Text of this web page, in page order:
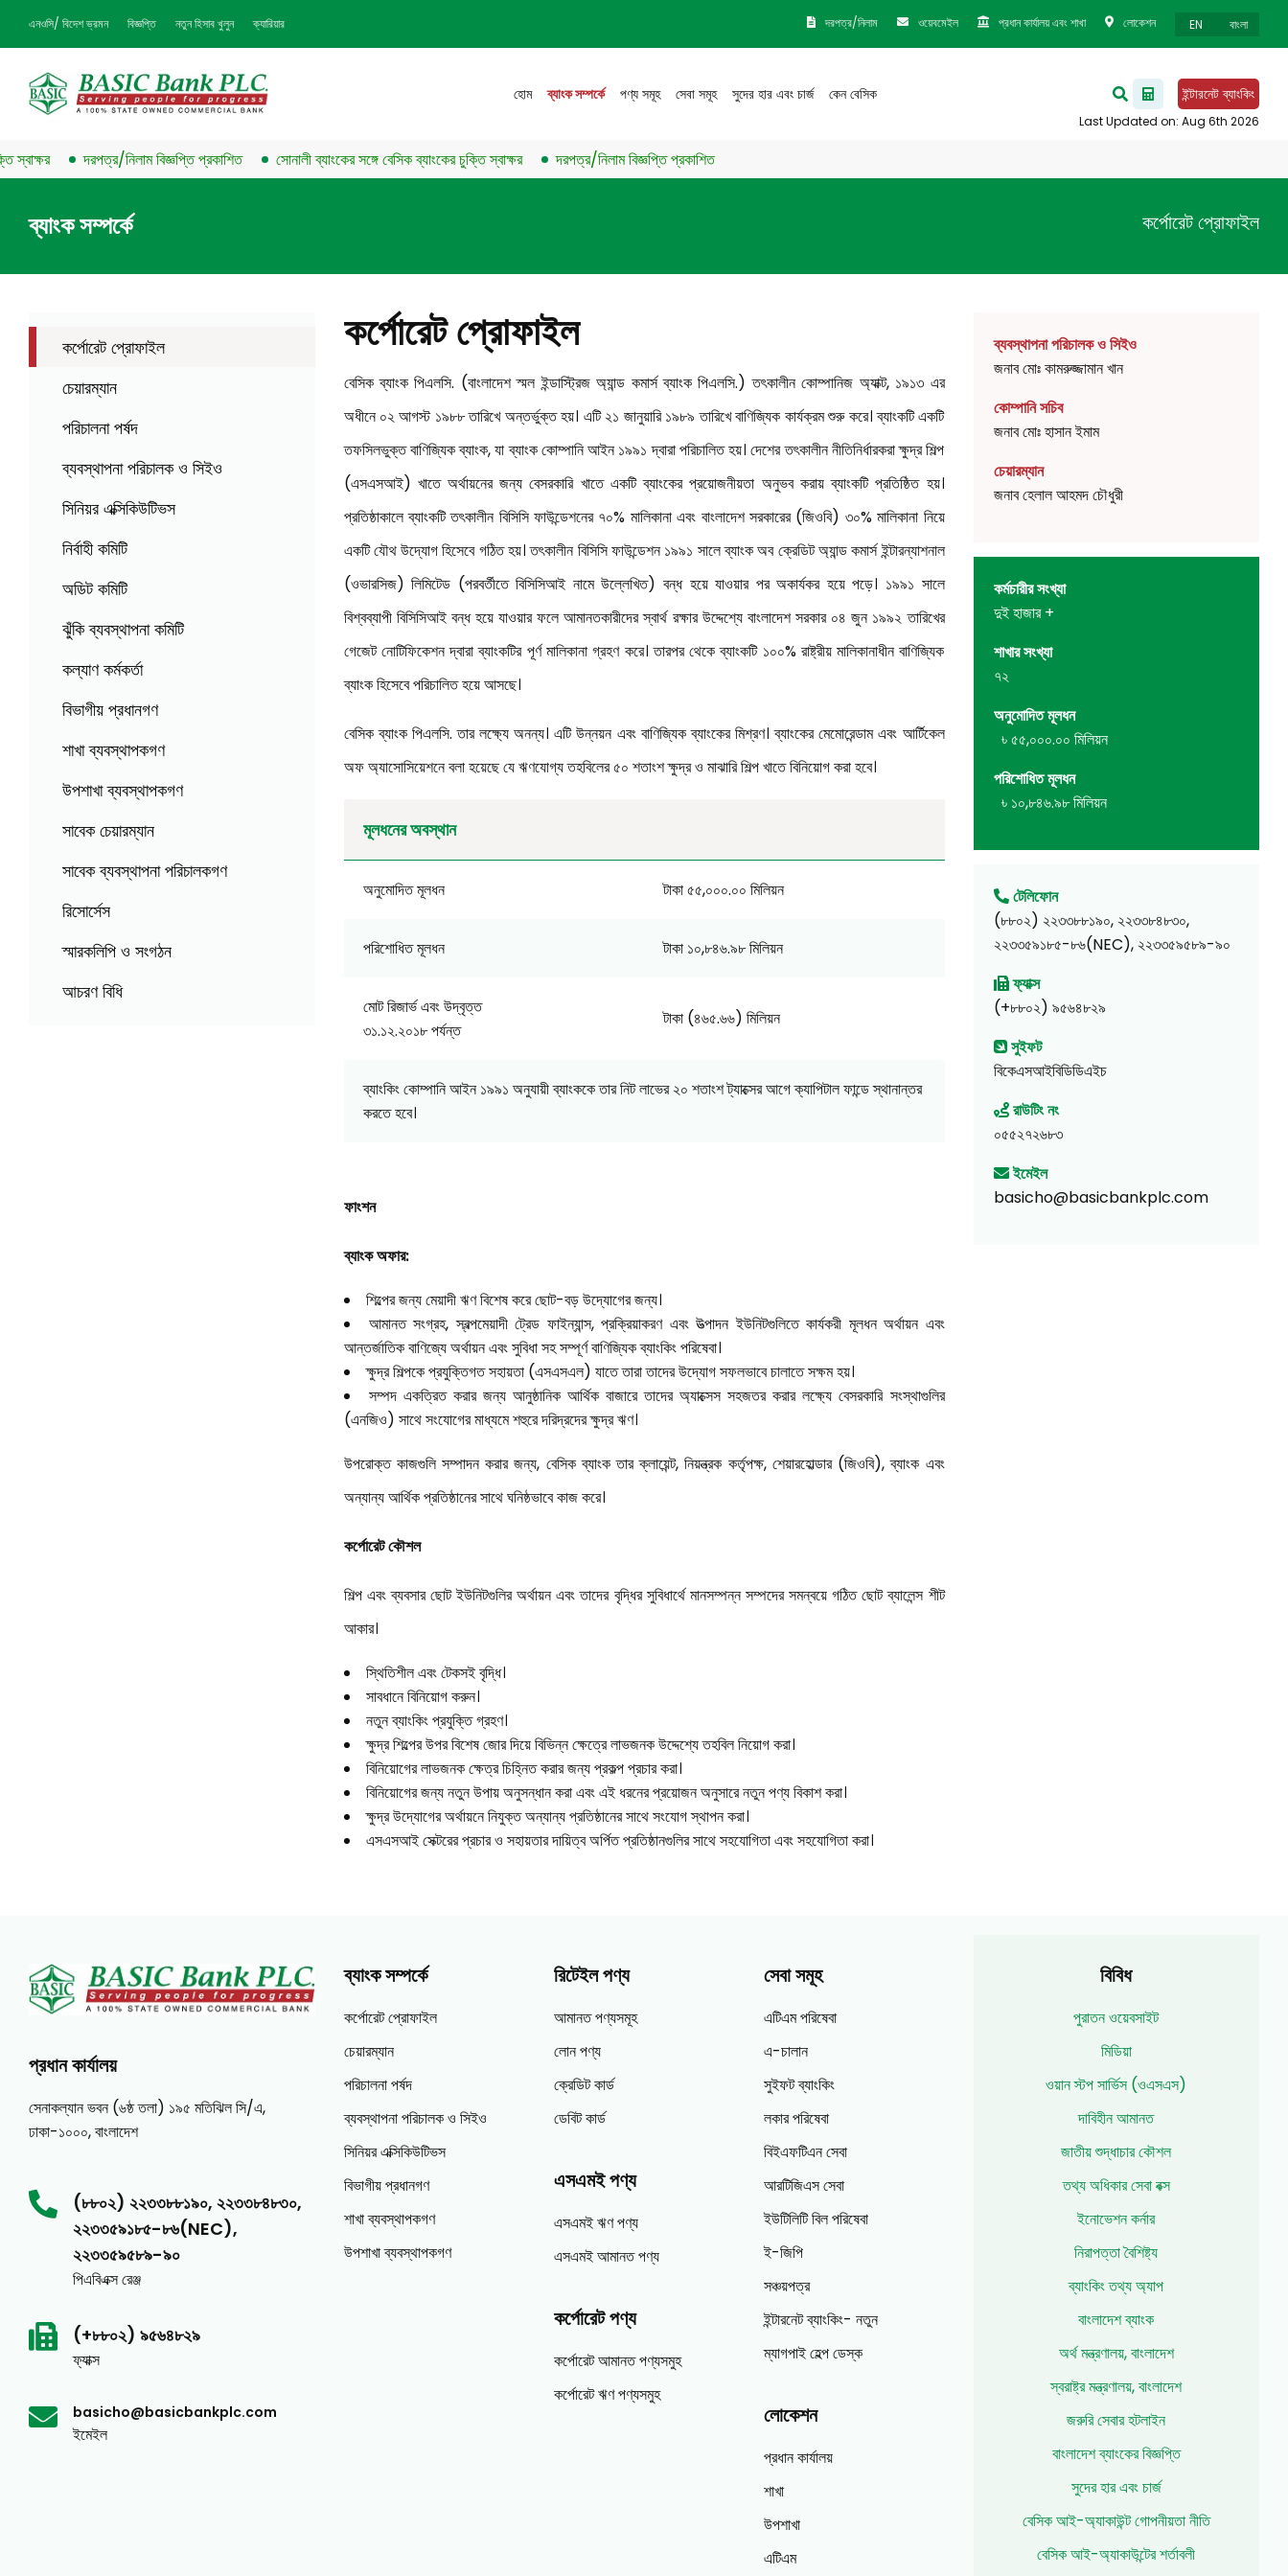
এনওসি/ বিদেশ ভ্রমন বিজ্ঞপ্তি নতুন হিসাব খুলুন ক্যারিয়ার দরপত্র/নিলাম ওয়েবমেইল প্রধান কার্যালয় এবং শাখা লোকেশন EN বাংলা
হোম ব্যাংক সম্পর্কে পণ্য সমূহ সেবা সমূহ সুদের হার এবং চার্জ কেন বেসিক ইন্টারনেট ব্যাংকিং
দরপত্র/নিলাম বিজ্ঞপ্তি প্রকাশিত সোনালী ব্যাংকের সঙ্গে বেসিক ব্যাংকের চুক্তি স্বাক্ষর দরপত্র/নিলাম বিজ্ঞপ্তি প্রকাশিত
ব্যাংক সম্পর্কে কর্পোরেট প্রোফাইল
কর্পোরেট প্রোফাইল
চেয়ারম্যান
পরিচালনা পর্ষদ
ব্যবস্থাপনা পরিচালক ও সিইও
সিনিয়র এক্সিকিউটিভস
নির্বাহী কমিটি
অডিট কমিটি
ঝুঁকি ব্যবস্থাপনা কমিটি
কল্যাণ কর্মকর্তা
বিভাগীয় প্রধানগণ
শাখা ব্যবস্থাপকগণ
উপশাখা ব্যবস্থাপকগণ
সাবেক চেয়ারম্যান
সাবেক ব্যবস্থাপনা পরিচালকগণ
রিসোর্সেস
স্মারকলিপি ও সংগঠন
আচরণ বিধি
কর্পোরেট প্রোফাইল
বেসিক ব্যাংক পিএলসি. (বাংলাদেশ স্মল ইন্ডাস্ট্রিজ অ্যান্ড কমার্স ব্যাংক পিএলসি.) তৎকালীন কোম্পানিজ অ্যাক্ট, ১৯১৩ এর
অধীনে ০২ আগস্ট ১৯৮৮ তারিখে অন্তর্ভুক্ত হয়। এটি ২১ জানুয়ারি ১৯৮৯ তারিখে বাণিজ্যিক কার্যক্রম শুরু করে। ব্যাংকটি একটি
তফসিলভুক্ত বাণিজ্যিক ব্যাংক, যা ব্যাংক কোম্পানি আইন ১৯৯১ দ্বারা পরিচালিত হয়। দেশের তৎকালীন নীতিনির্ধারকরা ক্ষুদ্র শিল্প
(এসএসআই) খাতে অর্থায়নের জন্য বেসরকারি খাতে একটি ব্যাংকের প্রয়োজনীয়তা অনুভব করায় ব্যাংকটি প্রতিষ্ঠিত হয়।
প্রতিষ্ঠাকালে ব্যাংকটি তৎকালীন বিসিসি ফাউন্ডেশনের ৭০% মালিকানা এবং বাংলাদেশ সরকারের (জিওবি) ৩০% মালিকানা নিয়ে
একটি যৌথ উদ্যোগ হিসেবে গঠিত হয়। তৎকালীন বিসিসি ফাউন্ডেশন ১৯৯১ সালে ব্যাংক অব ক্রেডিট অ্যান্ড কমার্স ইন্টারন্যাশনাল
(ওভারসিজ) লিমিটেড (পরবর্তীতে বিসিসিআই নামে উল্লেখিত) বন্ধ হয়ে যাওয়ার পর অকার্যকর হয়ে পড়ে। ১৯৯১ সালে
বিশ্বব্যাপী বিসিসিআই বন্ধ হয়ে যাওয়ার ফলে আমানতকারীদের স্বার্থ রক্ষার উদ্দেশ্যে বাংলাদেশ সরকার ০৪ জুন ১৯৯২ তারিখের
গেজেট নোটিফিকেশন দ্বারা ব্যাংকটির পূর্ণ মালিকানা গ্রহণ করে। তারপর থেকে ব্যাংকটি ১০০% রাষ্ট্রীয় মালিকানাধীন বাণিজ্যিক
ব্যাংক হিসেবে পরিচালিত হয়ে আসছে।
বেসিক ব্যাংক পিএলসি. তার লক্ষ্যে অনন্য। এটি উন্নয়ন এবং বাণিজ্যিক ব্যাংকের মিশ্রণ। ব্যাংকের মেমোরেন্ডাম এবং আর্টিকেল
অফ অ্যাসোসিয়েশনে বলা হয়েছে যে ঋণযোগ্য তহবিলের ৫০ শতাংশ ক্ষুদ্র ও মাঝারি শিল্প খাতে বিনিয়োগ করা হবে।
মূলধনের অবস্থান
অনুমোদিত মূলধন টাকা ৫৫,০০০.০০ মিলিয়ন
পরিশোধিত মূলধন টাকা ১০,৮৪৬.৯৮ মিলিয়ন
মোট রিজার্ভ এবং উদ্বৃত্ত
৩১.১২.২০১৮ পর্যন্ত
টাকা (৪৬৫.৬৬) মিলিয়ন
ব্যাংকিং কোম্পানি আইন ১৯৯১ অনুযায়ী ব্যাংককে তার নিট লাভের ২০ শতাংশ ট্যাক্সের আগে ক্যাপিটাল ফান্ডে স্থানান্তর
করতে হবে।
ফাংশন
ব্যাংক অফার:
শিল্পের জন্য মেয়াদী ঋণ বিশেষ করে ছোট-বড় উদ্যোগের জন্য।
আমানত সংগ্রহ, স্বল্পমেয়াদী ট্রেড ফাইন্যান্স, প্রক্রিয়াকরণ এবং উত্পাদন ইউনিটগুলিতে কার্যকরী মূলধন অর্থায়ন এবং
আন্তর্জাতিক বাণিজ্যে অর্থায়ন এবং সুবিধা সহ সম্পূর্ণ বাণিজ্যিক ব্যাংকিং পরিষেবা।
ক্ষুদ্র শিল্পকে প্রযুক্তিগত সহায়তা (এসএসএল) যাতে তারা তাদের উদ্যোগ সফলভাবে চালাতে সক্ষম হয়।
সম্পদ একত্রিত করার জন্য আনুষ্ঠানিক আর্থিক বাজারে তাদের অ্যাক্সেস সহজতর করার লক্ষ্যে বেসরকারি সংস্থাগুলির
(এনজিও) সাথে সংযোগের মাধ্যমে শহুরে দরিদ্রদের ক্ষুদ্র ঋণ।
উপরোক্ত কাজগুলি সম্পাদন করার জন্য, বেসিক ব্যাংক তার ক্লায়েন্ট, নিয়ন্ত্রক কর্তৃপক্ষ, শেয়ারহোল্ডার (জিওবি), ব্যাংক এবং
অন্যান্য আর্থিক প্রতিষ্ঠানের সাথে ঘনিষ্ঠভাবে কাজ করে।
কর্পোরেট কৌশল
শিল্প এবং ব্যবসার ছোট ইউনিটগুলির অর্থায়ন এবং তাদের বৃদ্ধির সুবিধার্থে মানসম্পন্ন সম্পদের সমন্বয়ে গঠিত ছোট ব্যালেন্স শীট
আকার।
স্থিতিশীল এবং টেকসই বৃদ্ধি।
সাবধানে বিনিয়োগ করুন।
নতুন ব্যাংকিং প্রযুক্তি গ্রহণ।
ক্ষুদ্র শিল্পের উপর বিশেষ জোর দিয়ে বিভিন্ন ক্ষেত্রে লাভজনক উদ্দেশ্যে তহবিল নিয়োগ করা।
বিনিয়োগের লাভজনক ক্ষেত্র চিহ্নিত করার জন্য প্রকল্প প্রচার করা।
বিনিয়োগের জন্য নতুন উপায় অনুসন্ধান করা এবং এই ধরনের প্রয়োজন অনুসারে নতুন পণ্য বিকাশ করা।
ক্ষুদ্র উদ্যোগের অর্থায়নে নিযুক্ত অন্যান্য প্রতিষ্ঠানের সাথে সংযোগ স্থাপন করা।
এসএসআই সেক্টরের প্রচার ও সহায়তার দায়িত্ব অর্পিত প্রতিষ্ঠানগুলির সাথে সহযোগিতা এবং সহযোগিতা করা।
ব্যবস্থাপনা পরিচালক ও সিইও
জনাব মোঃ কামরুজ্জামান খান
কোম্পানি সচিব
জনাব মোঃ হাসান ইমাম
চেয়ারম্যান
জনাব হেলাল আহমদ চৌধুরী
কর্মচারীর সংখ্যা
দুই হাজার +
শাখার সংখ্যা
৭২
অনুমোদিত মূলধন
৳ ৫৫,০০০.০০ মিলিয়ন
পরিশোধিত মূলধন
৳ ১০,৮৪৬.৯৮ মিলিয়ন
টেলিফোন
(৮৮০২) ২২৩৩৮৮১৯০, ২২৩৩৮৪৮৩০,
২২৩৩৫৯১৮৫-৮৬(NEC), ২২৩৩৫৯৫৮৯-৯০
ফ্যাক্স
(+৮৮০২) ৯৫৬৪৮২৯
সুইফট
বিকেএসআইবিডিডিএইচ
রাউটিং নং
০৫৫২৭২৬৮৩
ইমেইল
basicho@basicbankplc.com
প্রধান কার্যালয়
সেনাকল্যান ভবন (৬ষ্ঠ তলা) ১৯৫ মতিঝিল সি/এ,
ঢাকা-১০০০, বাংলাদেশ
(৮৮০২) ২২৩৩৮৮১৯০, ২২৩৩৮৪৮৩০,
২২৩৩৫৯১৮৫-৮৬(NEC),
২২৩৩৫৯৫৮৯-৯০
পিএবিএক্স রেঞ্জ
(+৮৮০২) ৯৫৬৪৮২৯
ফ্যাক্স
basicho@basicbankplc.com
ইমেইল
ব্যাংক সম্পর্কে
কর্পোরেট প্রোফাইল
চেয়ারম্যান
পরিচালনা পর্ষদ
ব্যবস্থাপনা পরিচালক ও সিইও
সিনিয়র এক্সিকিউটিভস
বিভাগীয় প্রধানগণ
শাখা ব্যবস্থাপকগণ
উপশাখা ব্যবস্থাপকগণ
রিটেইল পণ্য
আমানত পণ্যসমূহ
লোন পণ্য
ক্রেডিট কার্ড
ডেবিট কার্ড
এসএমই পণ্য
এসএমই ঋণ পণ্য
এসএমই আমানত পণ্য
কর্পোরেট পণ্য
কর্পোরেট আমানত পণ্যসমুহ
কর্পোরেট ঋণ পণ্যসমুহ
সেবা সমূহ
এটিএম পরিষেবা
এ-চালান
সুইফট ব্যাংকিং
লকার পরিষেবা
বিইএফটিএন সেবা
আরটিজিএস সেবা
ইউটিলিটি বিল পরিষেবা
ই-জিপি
সঞ্চয়পত্র
ইন্টারনেট ব্যাংকিং- নতুন
ম্যাগপাই হেল্প ডেস্ক
লোকেশন
প্রধান কার্যালয়
শাখা
উপশাখা
এটিএম
বিবিধ
পুরাতন ওয়েবসাইট
মিডিয়া
ওয়ান স্টপ সার্ভিস (ওএসএস)
দাবিহীন আমানত
জাতীয় শুদ্ধাচার কৌশল
তথ্য অধিকার সেবা বক্স
ইনোভেশন কর্নার
নিরাপত্তা বৈশিষ্ট্য
ব্যাংকিং তথ্য অ্যাপ
বাংলাদেশ ব্যাংক
অর্থ মন্ত্রণালয়, বাংলাদেশ
স্বরাষ্ট্র মন্ত্রণালয়, বাংলাদেশ
জরুরি সেবার হটলাইন
বাংলাদেশ ব্যাংকের বিজ্ঞপ্তি
সুদের হার এবং চার্জ
বেসিক আই-অ্যাকাউন্ট গোপনীয়তা নীতি
বেসিক আই-অ্যাকাউন্টের শর্তাবলী